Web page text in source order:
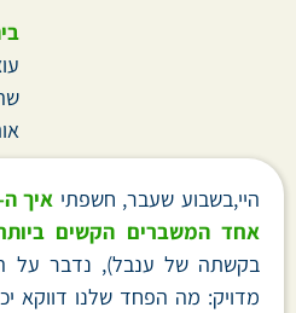
היי,בשבוע שעבר, חשפתי
אחד המשברים הקשים
בקשתה של ענבל), נדבר על
מדויק: מה הפחד שלנו דווקא